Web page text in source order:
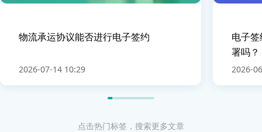
物流承运协议能否进行电子签约
2026-07-14 10:29
电子
署吗？
2026-
点击热门标签，搜索更多文章